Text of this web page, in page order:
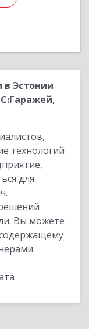
Эстонии
технологий
для
Вы можете